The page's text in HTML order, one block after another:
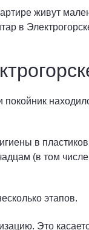
живут
в
в
(в том
этапов.
Это